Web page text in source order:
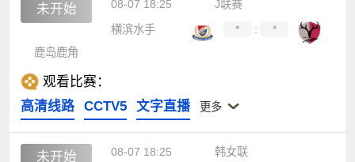
未开始 08-07 18:25
J联赛
横滨水手
* :
*
鹿岛鹿角
观看比赛：
高清线路
CCTV5 文字直播 更多
未开始 08-07 18:25 韩女联